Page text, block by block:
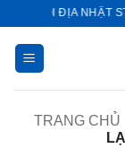
dung
NỘI ĐỊA NHẬT
TRANG CHỦ